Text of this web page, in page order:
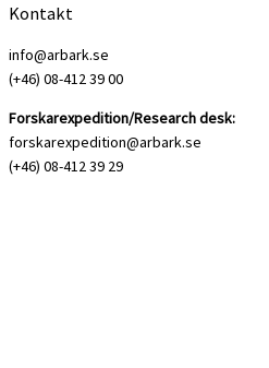
Kontakt
info@arbark.se
(+46) 08-412 39 00
Forskarexpedition/Research desk:
forskarexpedition@arbark.se
(+46) 08-412 39 29